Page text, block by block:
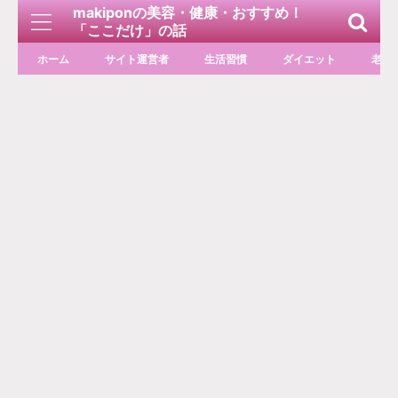
makiponの美容・健康・おすすめ！
「ここだけ」の話
ホーム サイト運営者 生活習慣 ダイエット 老化